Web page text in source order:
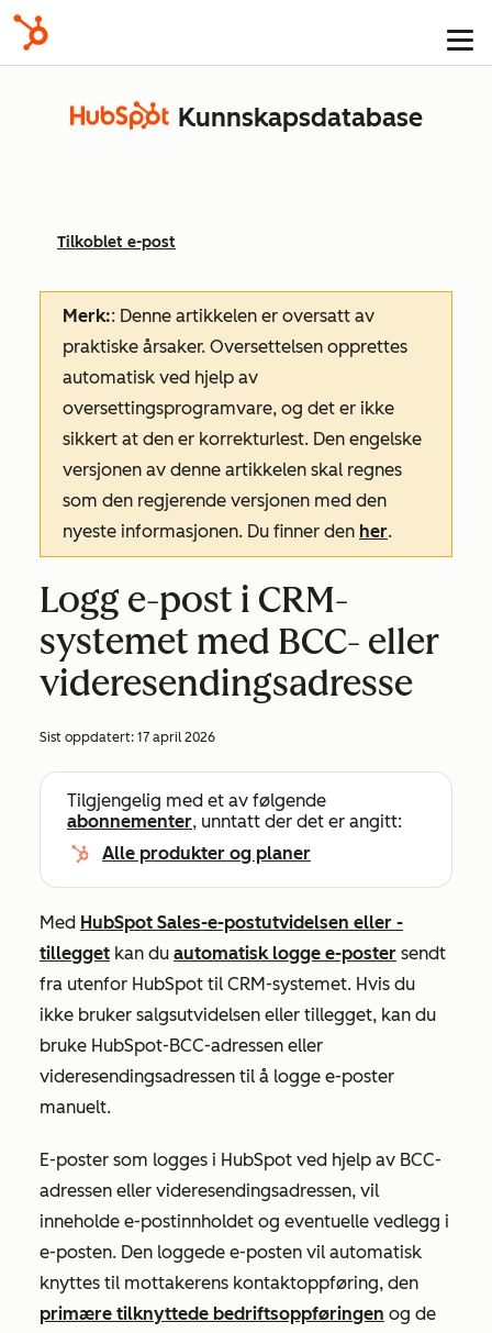
Kunnskapsdatabase
Tilkoblet e-post
Merk:: Denne artikkelen er oversatt av
praktiske årsaker. Oversettelsen opprettes
automatisk ved hjelp av
oversettingsprogramvare, og det er ikke
sikkert at den er korrekturlest. Den engelske
versjonen av denne artikkelen skal regnes
som den regjerende versjonen med den
nyeste informasjonen. Du finner den her.
Logg e-post i CRM-
systemet med BCC- eller
videresendingsadresse
Sist oppdatert: 17 april 2026
Tilgjengelig med et av følgende
abonnementer, unntatt der det er angitt:
Alle produkter og planer
Med HubSpot Sales-e-postutvidelsen eller -
tillegget kan du automatisklogge e-poster sendt
fra utenfor HubSpot til CRM-systemet. Hvis du
ikke bruker salgsutvidelsen eller tillegget, kan du
bruke HubSpot-BCC-adressen eller
videresendingsadressen til å logge e-poster
manuelt.
E-poster som logges i HubSpot ved hjelp av BCC-
adressen eller videresendingsadressen, vil
inneholde e-postinnholdet og eventuelle vedlegg i
e-posten. Den loggede e-posten vil automatisk
knyttes til mottakerens kontaktoppføring, den
primære tilknyttede bedriftsoppføringen og de